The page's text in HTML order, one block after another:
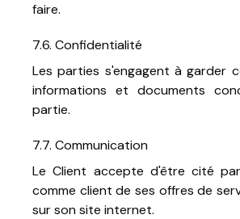
faire.
7.6. Confidentialité
Les parties s'engagent à garder
informations et documents
partie.
7.7. Communication
Le Client accepte d'être cité par
comme client de ses offres de
sur son site internet.